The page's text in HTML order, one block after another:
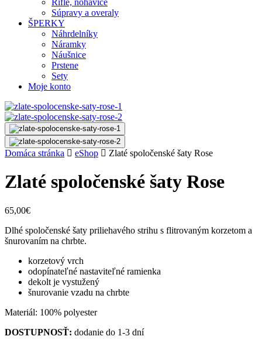
Rifle, nohavice
Súpravy a overaly
ŠPERKY
Náhrdelníky
Náramky
Náušnice
Prstene
Sety
Moje konto
Domáca stránka eShop Zlaté spoločenské šaty Rose
Zlaté spoločenské šaty Rose
65,00€
Dlhé spoločenské šaty priliehavého strihu s flitrovaným korzetom a
šnurovaním na chrbte.
korzetový vrch
odopínateľné nastaviteľné ramienka
dekolt je vystužený
šnurovanie vzadu na chrbte
Materiál: 100% polyester
DOSTUPNOSŤ: dodanie do 1-3 dní